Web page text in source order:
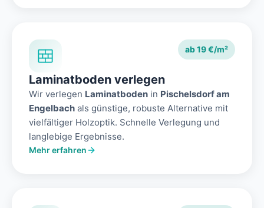
ab 19 €/m²
Laminatboden verlegen
Wir verlegen Laminatboden in Pischelsdorf am
Engelbach als günstige, robuste Alternative mit
vielfältiger Holzoptik. Schnelle Verlegung und
langlebige Ergebnisse.
Mehr erfahren